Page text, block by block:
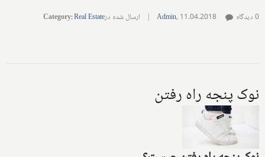
Admin, 11.04.2018
| ارسال شده در Category:Real Estate 0 دیدگاه
نوک پنجه راه رفتن